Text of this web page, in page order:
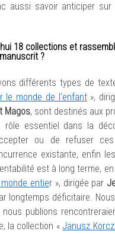
aussi savoir anticiper
18 collections et
?
différents types de
le monde de l’enfant»,
Magos, sont destinés aux
rôle essentiel dans la
ou de refuser
existante, enfin
est à long terme, en
entier », dirigée par
longtemps déficitaire.
publions
la collection « Janusz